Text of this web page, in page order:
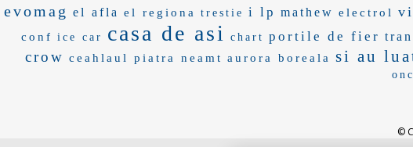
evomag el afla el regiona trestie i lp mathew electrol
conf ice car casa de asi chart portile de fier
crow ceahlaul piatra neamt aurora boreala si au
©